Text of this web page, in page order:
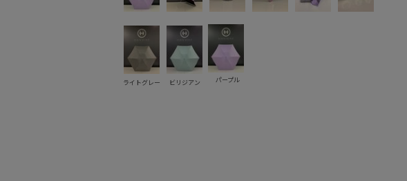
ライトグレー ビリジアン パープル